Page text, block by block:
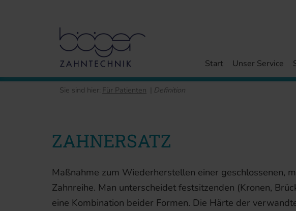
Start Unser Service
Sie sind hier: Für Patienten Definition
ZAHNERSATZ
Maßnahme zum Wiederherstellen einer geschlossenen,
Zahnreihe. Man unterscheidet festsitzenden (Kronen,
eine Kombination beider Formen. Die Härte der